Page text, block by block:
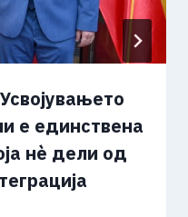
е единствена
нѐ дели од